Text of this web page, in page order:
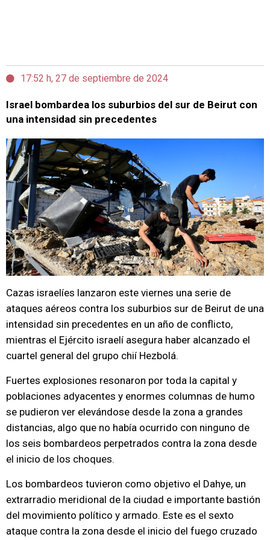
17:52 h, 27 de septiembre de 2024
Israel bombardea los suburbios del sur de Beirut con
una intensidad sin precedentes
Cazas israelíes lanzaron este viernes una serie de
ataques aéreos contra los suburbios sur de Beirut de una
intensidad sin precedentes en un año de conflicto,
mientras el Ejército israelí asegura haber alcanzado el
cuartel general del grupo chií Hezbolá.
Fuertes explosiones resonaron por toda la capital y
poblaciones adyacentes y enormes columnas de humo
se pudieron ver elevándose desde la zona a grandes
distancias, algo que no había ocurrido con ninguno de
los seis bombardeos perpetrados contra la zona desde
el inicio de los choques.
Los bombardeos tuvieron como objetivo el Dahye, un
extrarradio meridional de la ciudad e importante bastión
del movimiento político y armado. Este es el sexto
ataque contra la zona desde el inicio del fuego cruzado